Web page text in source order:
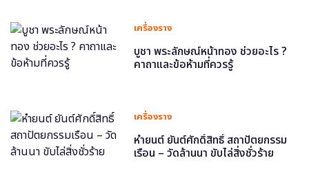
เครื่องราง
บูชา พระลักษณ์หน้าทอง ช่วยอะไร ?
คาถาและข้อห้ามที่ควรรู้
เครื่องราง
หำยนต์ ยันต์ศักดิ์สิทธิ์ สถาปัตยกรรม
เรือน – วัดล้านนา ขับไล่สิ่งชั่วร้าย